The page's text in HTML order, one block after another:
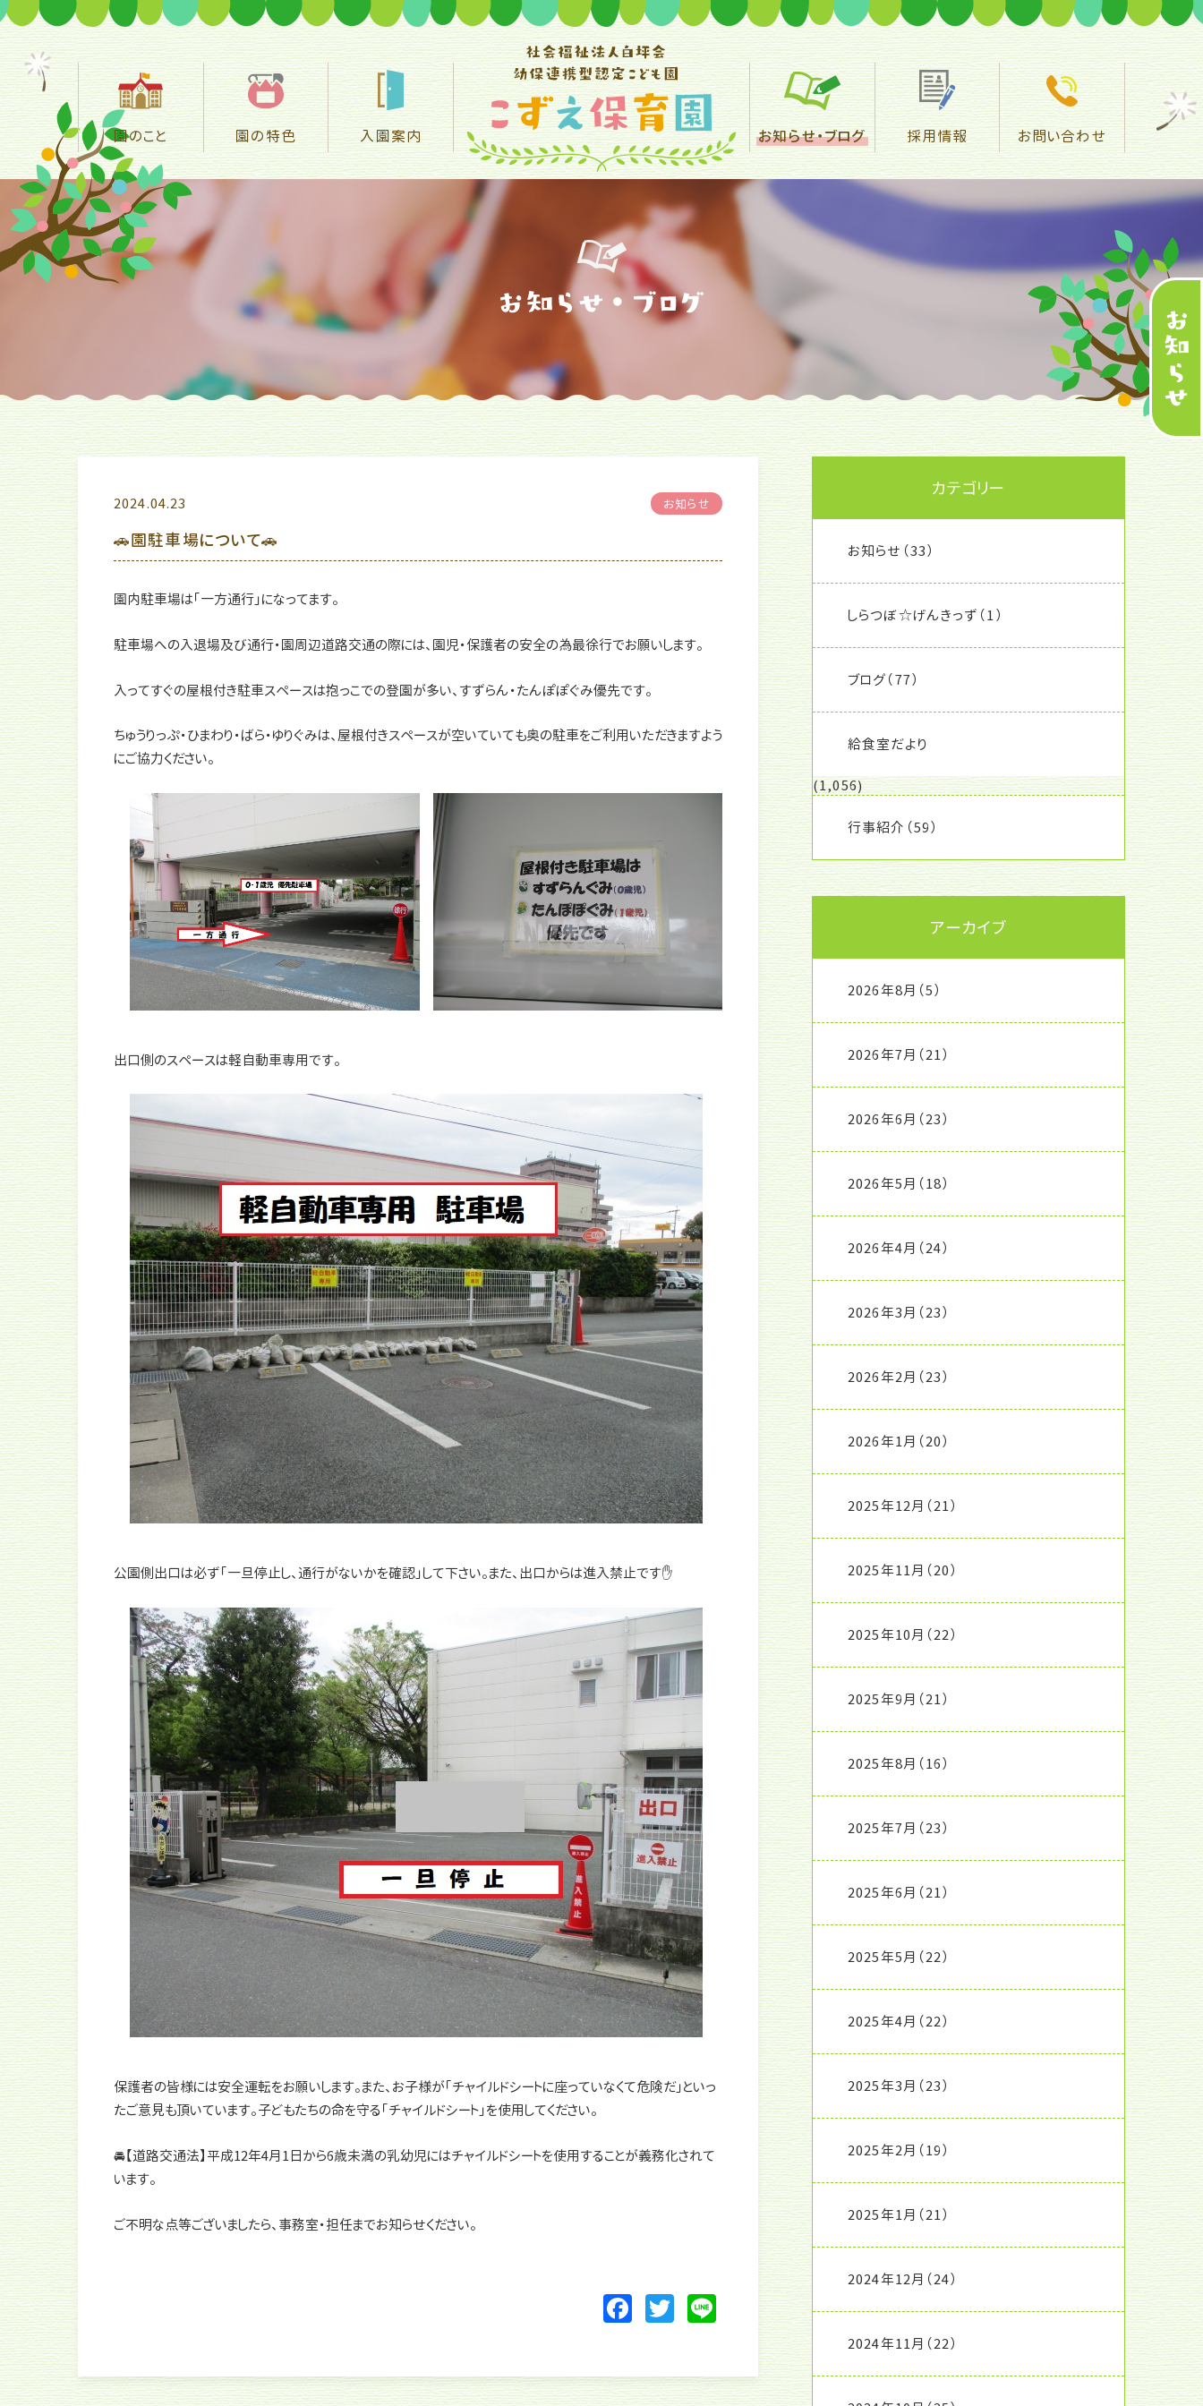
園のこと 園の特色 入園案内 お知らせ・ブログ 採用情報 お問い合わせ
2024.04.23 お知らせ
🚗園駐車場について🚗
園内駐車場は「一方通行」になってます。
駐車場への入退場及び通行・園周辺道路交通の際には、園児・保護者の安全の為最徐行でお願いします。
入ってすぐの屋根付き駐車スペースは抱っこでの登園が多い、すずらん・たんぽぽぐみ優先です。
ちゅうりっぷ・ひまわり・ばら・ゆりぐみは、屋根付きスペースが空いていても奥の駐車をご利用いただきますよう
にご協力ください。
出口側のスペースは軽自動車専用です。
公園側出口は必ず「一旦停止し、通行がないかを確認」して下さい。また、出口からは進入禁止です✋
保護者の皆様には安全運転をお願いします。また、お子様が「チャイルドシートに座っていなくて危険だ」といっ
たご意見も頂いています。子どもたちの命を守る「チャイルドシート」を使用してください。
🚘【道路交通法】平成12年4月1日から6歳未満の乳幼児にはチャイルドシートを使用することが義務化されて
います。
ご不明な点等ございましたら、事務室・担任までお知らせください。
F
c
e
T
itt
er
Li
e
カテゴリー
お知らせ （33）
しらつぼ☆げんきっず （1）
ブログ（77）
給食室だより
(1,056)
行事紹介 （59）
アーカイブ
2026年8月 （5）
2026年7月 （21）
2026年6月 （23）
2026年5月 （18）
2026年4月 （24）
2026年3月 （23）
2026年2月 （23）
2026年1月 （20）
2025年12月 （21）
2025年11月 （20）
2025年10月 （22）
2025年9月 （21）
2025年8月 （16）
2025年7月 （23）
2025年6月 （21）
2025年5月 （22）
2025年4月 （22）
2025年3月 （23）
2025年2月 （19）
2025年1月 （21）
2024年12月 （24）
2024年11月 （22）